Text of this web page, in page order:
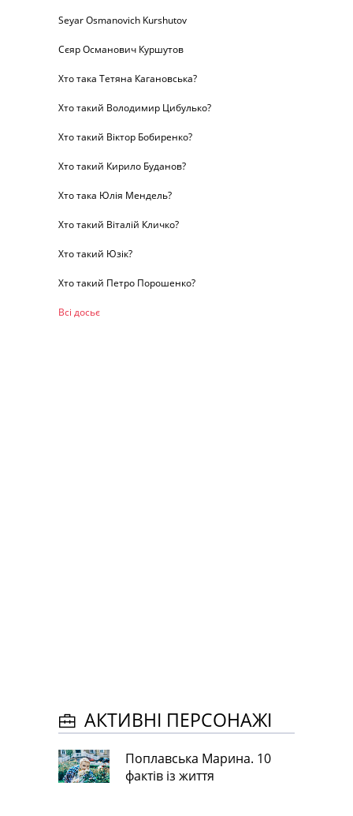
Seyar Osmanovich Kurshutov
Сєяр Османович Куршутов
Хто така Тетяна Кагановська?
Хто такий Володимир Цибулько?
Хто такий Віктор Бобиренко?
Хто такий Кирило Буданов?
Хто така Юлія Мендель?
Хто такий Віталій Кличко?
Хто такий Юзік?
Хто такий Петро Порошенко?
Всі досьє
АКТИВНІ ПЕРСОНАЖІ
Поплавська Марина. 10
фактів із життя